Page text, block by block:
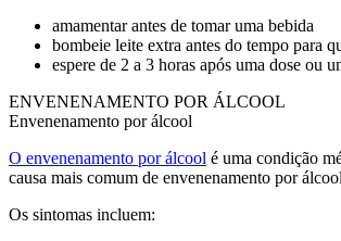
amamentar antes de tomar uma bebida
bombeie leite extra antes do tempo para
espere de 2 a 3 horas após uma dose ou
ENVENENAMENTO POR ÁLCOOL
Envenenamento por álcool
O envenenamento por álcool é uma condição
causa mais comum de envenenamento por
Os sintomas incluem: